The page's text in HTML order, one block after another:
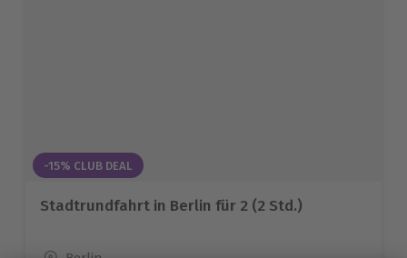
-15% CLUB DEAL
Stadtrundfahrt in Berlin für 2 (2 Std.)